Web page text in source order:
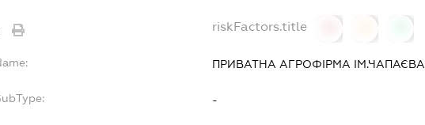
riskFactors.title
ПРИВАТНА АГРОФІРМА ІМ.ЧАПАЄВА
-